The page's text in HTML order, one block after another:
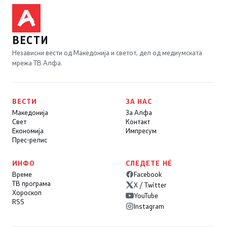
ВЕСТИ
Независни вести од Македонија и светот, дел од медиумската
мрежа ТВ Алфа.
ВЕСТИ
Македонија
Свет
Економија
Прес-релис
ЗА НАС
За Алфа
Контакт
Импресум
ИНФО
Време
ТВ програма
Хороскоп
RSS
СЛЕДЕТЕ НÉ
Facebook
X / Twitter
YouTube
Instagram